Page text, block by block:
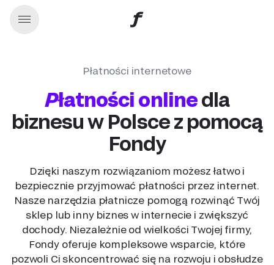
Płatności internetowe
Płatności onlinedla
biznesu w Polsce z pomocą
Fondy
Dzięki naszym rozwiązaniom możesz łatwo i
bezpiecznie przyjmować płatności przez internet.
Nasze narzędzia płatnicze pomogą rozwinąć Twój
sklep lub inny biznes w internecie i zwiększyć
dochody. Niezależnie od wielkości Twojej firmy,
Fondy oferuje kompleksowe wsparcie, które
pozwoli Ci skoncentrować się na rozwoju i obsłudze